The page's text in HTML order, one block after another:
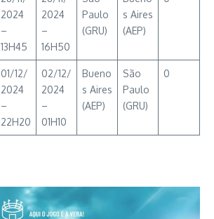
2024
–
13H45
2024
–
16H50
Paulo
(GRU)
s Aires
(AEP)
01/12/
2024
–
22H20
02/12/
2024
–
01H10
Bueno
s Aires
(AEP)
São
Paulo
(GRU)
0